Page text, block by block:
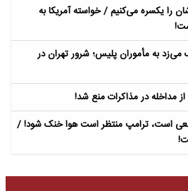
را یکسره می‌کنیم / خواسته آمریکا به
می‌زد به مأموران پلیس؛ شرور تهران در
مداخله در مذاکرات منع شد!
قطعی است، ترامپ منتظر است هوا خنک شود! /